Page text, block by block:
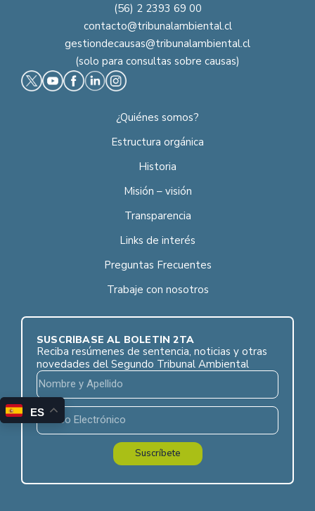
(56) 2 2393 69 00
contacto@tribunalambiental.cl
gestiondecausas@tribunalambiental.cl
(solo para consultas sobre causas)
¿Quiénes somos?
Estructura orgánica
Historia
Misión – visión
Transparencia
Links de interés
Preguntas Frecuentes
Trabaje con nosotros
SUSCRÍBASE AL BOLETÍN 2TA
Reciba resúmenes de sentencia, noticias y otras
novedades del Segundo Tribunal Ambiental
Suscríbete
ES